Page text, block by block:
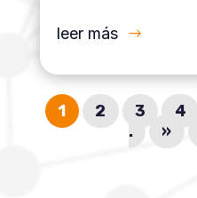
leer más
1 2 3 4
.
»